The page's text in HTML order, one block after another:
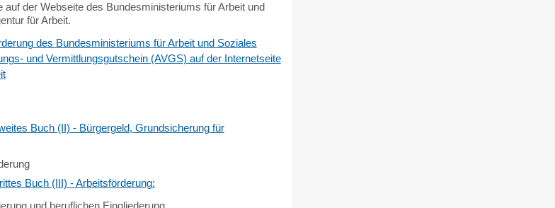
auf der Webseite des Bundesministeriums für Arbeit und
für Arbeit.
des Bundesministeriums für Arbeit und Soziales
und Vermittlungsgutschein (AVGS) auf der Internetseite
Buch (II) - Bürgergeld, Grundsicherung für
Buch (III) - Arbeitsförderung:
und beruflichen Eingliederung